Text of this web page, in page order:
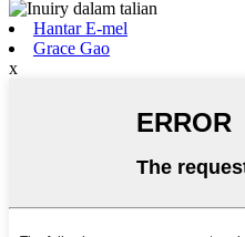
Hantar E-mel
Grace Gao
x